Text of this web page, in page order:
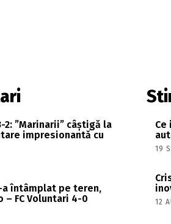
2: ”Marinarii” câștigă la
impresionantă cu
a întâmplat pe teren,
– FC Voluntari 4-0
19
12